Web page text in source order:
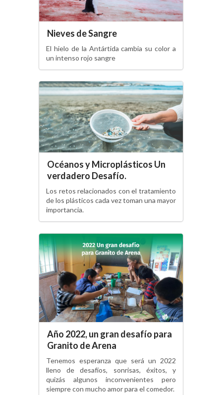
Nieves de Sangre
El hielo de la Antártida cambia su color a
un intenso rojo sangre
Océanos y Microplásticos Un
verdadero Desafío.
Los retos relacionados con el tratamiento
de los plásticos cada vez toman una mayor
importancia.
Año 2022, un gran desafío para
Granito de Arena
Tenemos esperanza que será un 2022
lleno de desafíos, sonrisas, éxitos, y
quizás algunos inconvenientes pero
siempre con mucho amor para el comedor.